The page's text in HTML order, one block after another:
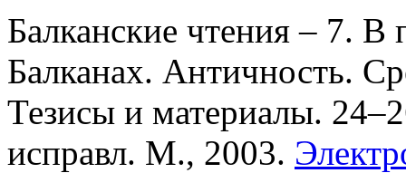
Балканские чтения – 7. В
Балканах. Античность.
Тезисы и материалы.
исправл. М., 2003.